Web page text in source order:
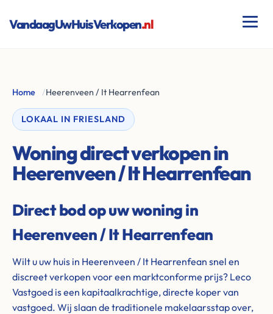
VandaagUwHuisVerkopen.nl
Home /Heerenveen / It Hearrenfean
LOKAAL IN FRIESLAND
Woning direct verkopen in
Heerenveen / It Hearrenfean
Direct bod op uw woning in
Heerenveen / It Hearrenfean
Wilt u uw huis in Heerenveen / It Hearrenfean snel en
discreet verkopen voor een marktconforme prijs? Leco
Vastgoed is een kapitaalkrachtige, directe koper van
vastgoed. Wij slaan de traditionele makelaarsstap over,